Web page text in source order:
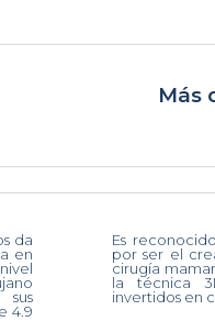
Más
da
en
4.9
Es
por ser el
cirugía
la técnica
invertidos en